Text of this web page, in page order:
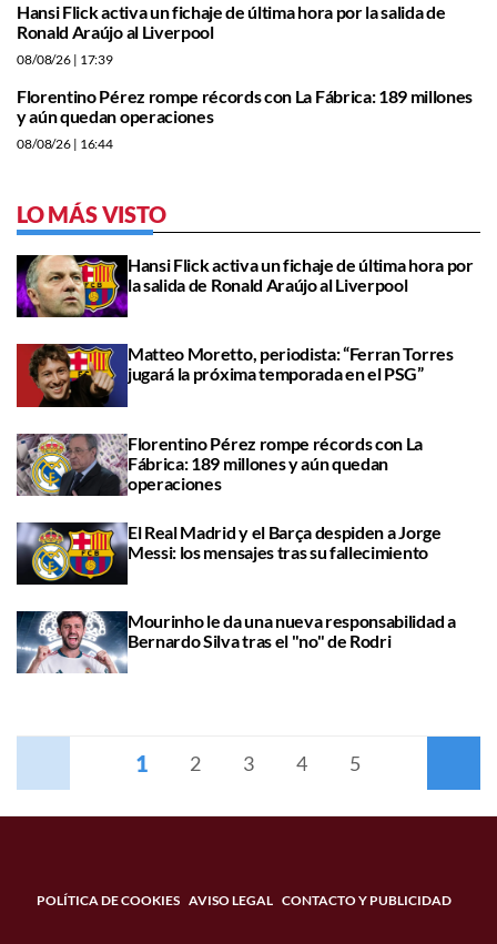
Hansi Flick activa un fichaje de última hora por la salida de
Ronald Araújo al Liverpool
08/08/26 | 17:39
Florentino Pérez rompe récords con La Fábrica: 189 millones
y aún quedan operaciones
08/08/26 | 16:44
LO MÁS VISTO
Hansi Flick activa un fichaje de última hora por
la salida de Ronald Araújo al Liverpool
Matteo Moretto, periodista: “Ferran Torres
jugará la próxima temporada en el PSG”
Florentino Pérez rompe récords con La
Fábrica: 189 millones y aún quedan
operaciones
El Real Madrid y el Barça despiden a Jorge
Messi: los mensajes tras su fallecimiento
Mourinho le da una nueva responsabilidad a
Bernardo Silva tras el "no" de Rodri
1 2 3 4 5
POLÍTICA DE COOKIES AVISO LEGAL CONTACTO Y PUBLICIDAD